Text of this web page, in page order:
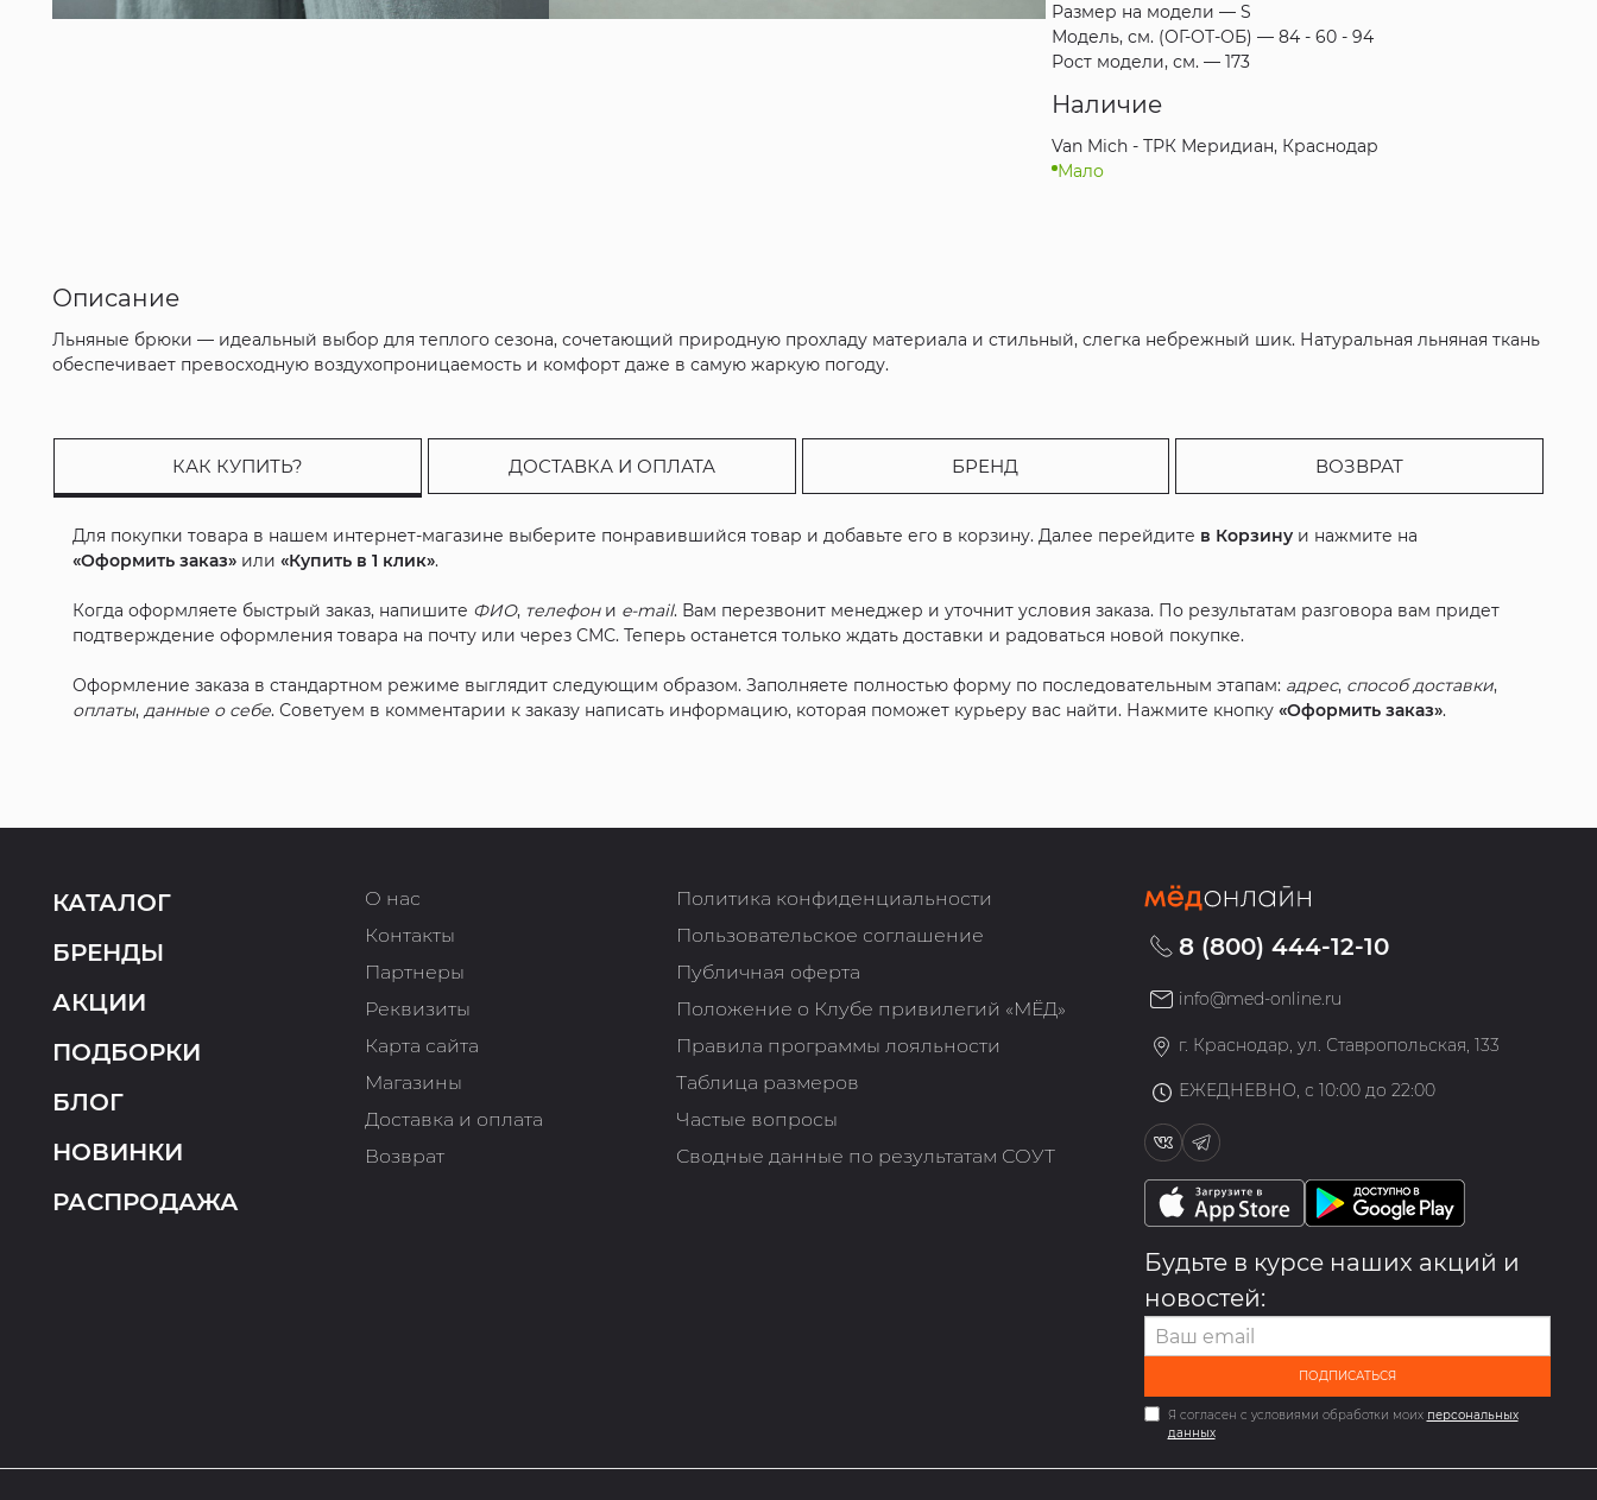
Размер на модели — S
Модель, см. (ОГ-ОТ-ОБ) — 84 - 60 - 94
Рост модели, см. — 173
Наличие
Van Mich - ТРК Меридиан, Краснодар
Мало
Описание
Льняные брюки — идеальный выбор для теплого сезона, сочетающий природную прохладу материала и стильный, слегка небрежный шик. Натуральная льняная ткань
обеспечивает превосходную воздухопроницаемость и комфорт даже в самую жаркую погоду.
КАК КУПИТЬ? ДОСТАВКА И ОПЛАТА БРЕНД ВОЗВРАТ
Для покупки товара в нашем интернет-магазине выберите понравившийся товар и добавьте его в корзину. Далее перейдите в Корзину и нажмите на
«Оформить заказ» или«Купить в 1 клик».
Когда оформляете быстрый заказ, напишите ФИО, телефони e-mail. Вам перезвонит менеджер и уточнит условия заказа. По результатам разговора вам придет
подтверждение оформления товара на почту или через СМС. Теперь останется только ждать доставки и радоваться новой покупке.
Оформление заказа в стандартном режиме выглядит следующим образом. Заполняете полностью форму по последовательным этапам: адрес, способ доставки,
оплаты,данные о себе. Советуем в комментарии к заказу написать информацию, которая поможет курьеру вас найти. Нажмите кнопку«Оформить заказ».
КАТАЛОГ
БРЕНДЫ
АКЦИИ
ПОДБОРКИ
БЛОГ
НОВИНКИ
РАСПРОДАЖА
О нас
Контакты
Партнеры
Реквизиты
Карта сайта
Магазины
Доставка и оплата
Возврат
Политика конфиденциальности
Пользовательское соглашение
Публичная оферта
Положение о Клубе привилегий «МЁД»
Правила программы лояльности
Таблица размеров
Частые вопросы
Сводные данные по результатам СОУТ
8 (800) 444-12-10
info@med-online.ru
г. Краснодар, ул. Ставропольская, 133
ЕЖЕДНЕВНО, с 10:00 до 22:00
Будьте в курсе наших акций и
новостей:
ПОДПИСАТЬСЯ
Я согласен с условиями обработки моих персональных
данных